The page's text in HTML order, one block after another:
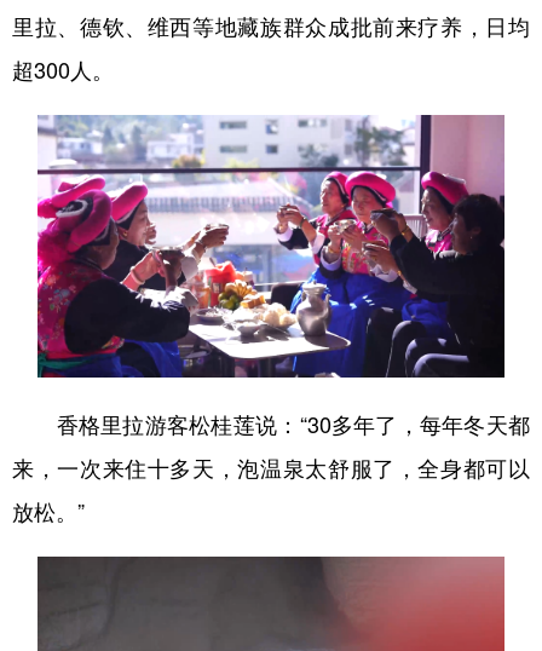
里拉、德钦、维西等地藏族群众成批前来疗养，日均
超300人。
香格里拉游客松桂莲说：“30多年了，每年冬天都
来，一次来住十多天，泡温泉太舒服了，全身都可以
放松。”